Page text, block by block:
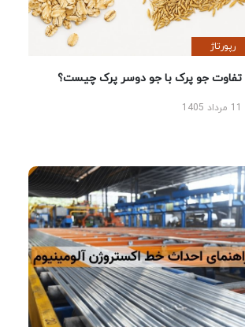
رپورتاژ
تفاوت جو پرک با جو دوسر پرک چیست؟